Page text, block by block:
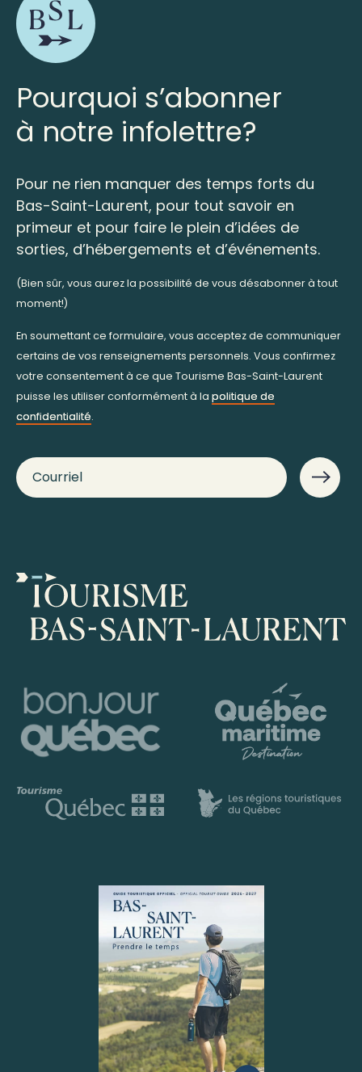
Pourquoi s’abonner
à notre infolettre?
Pour ne rien manquer des temps forts du
Bas-Saint-Laurent, pour tout savoir en
primeur et pour faire le plein d’idées de
sorties, d’hébergements et d’événements.
(Bien sûr, vous aurez la possibilité de vous désabonner à tout
moment!)
En soumettant ce formulaire, vous acceptez de communiquer
certains de vos renseignements personnels. Vous confirmez
votre consentement à ce que Tourisme Bas-Saint-Laurent
puisse les utiliser conformément à la politique de
confidentialité.